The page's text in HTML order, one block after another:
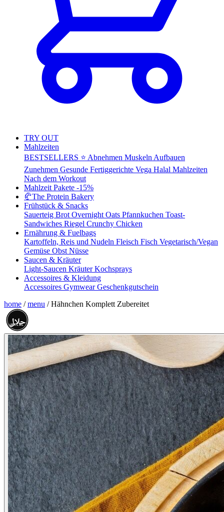
TRY OUT
Mahlzeiten
BESTSELLERS ⭐ Abnehmen Muskeln Aufbauen
Zunehmen Gesunde Fertiggerichte Vega Halal Mahlzeiten
Nach dem Workout
Mahlzeit Pakete -15%
🥐The Protein Bakery
Frühstück & Snacks
Sauerteig Brot Overnight Oats Pfannkuchen Toast-
Sandwiches Riegel Crunchy Chicken
Ernährung & Fuelbags
Kartoffeln, Reis und Nudeln Fleisch Fisch Vegetarisch/Vegan
Gemüse Obst Nüsse
Saucen & Kräuter
Light-Saucen KräuterKochsprays
Accessoires & Kleidung
Accessoires GymwearGeschenkgutschein
home / menu / Hähnchen Komplett Zubereitet
حلال
HALAL